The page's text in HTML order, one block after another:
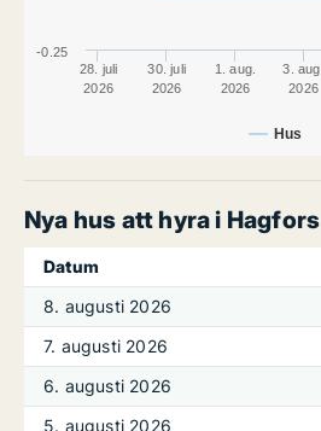
Hus
28. juli
2026
30. juli
2026
1. aug.
2026
3. aug.
2026
-0.25
Nya hus att hyra i Hagfors
Datum
8. augusti 2026
7. augusti 2026
6. augusti 2026
5. augusti 2026